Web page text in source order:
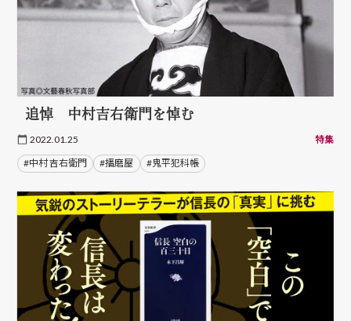
追悼 中村吉右衛門を悼む
2022.01.25 特集
#中村 吉右衛門 #播磨屋 #鬼平犯科帳